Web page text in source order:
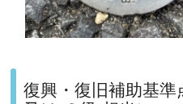
復興・復旧補助基準